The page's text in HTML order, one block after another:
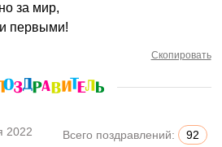
за мир,
первыми!
Скопировать
2022 Всего поздравлений: 92